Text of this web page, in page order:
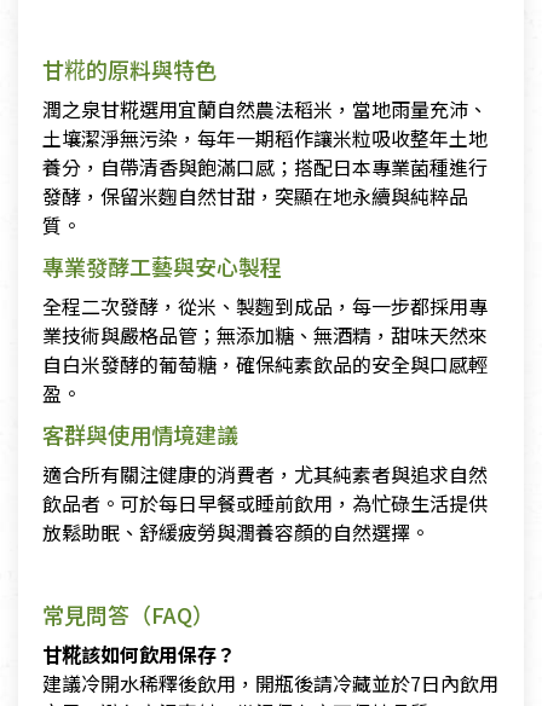
甘糀的原料與特色
潤之泉甘糀選用宜蘭自然農法稻米，當地雨量充沛、
土壤潔淨無污染，每年一期稻作讓米粒吸收整年土地
養分，自帶清香與飽滿口感；搭配日本專業菌種進行
發酵，保留米麴自然甘甜，突顯在地永續與純粹品
質。
專業發酵工藝與安心製程
全程二次發酵，從米、製麴到成品，每一步都採用專
業技術與嚴格品管；無添加糖、無酒精，甜味天然來
自白米發酵的葡萄糖，確保純素飲品的安全與口感輕
盈。
客群與使用情境建議
適合所有關注健康的消費者，尤其純素者與追求自然
飲品者。可於每日早餐或睡前飲用，為忙碌生活提供
放鬆助眠、舒緩疲勞與潤養容顏的自然選擇。
常見問答（FAQ）
甘糀該如何飲用保存？
建議冷開水稀釋後飲用，開瓶後請冷藏並於7日內飲用